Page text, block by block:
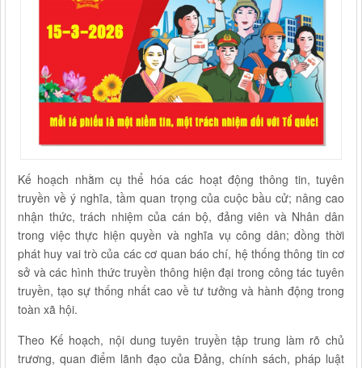
Kế hoạch nhằm cụ thể hóa các hoạt động thông tin, tuyên
truyền về ý nghĩa, tầm quan trọng của cuộc bầu cử; nâng cao
nhận thức, trách nhiệm của cán bộ, đảng viên và Nhân dân
trong việc thực hiện quyền và nghĩa vụ công dân; đồng thời
phát huy vai trò của các cơ quan báo chí, hệ thống thông tin cơ
sở và các hình thức truyền thông hiện đại trong công tác tuyên
truyền, tạo sự thống nhất cao về tư tưởng và hành động trong
toàn xã hội.
Theo Kế hoạch, nội dung tuyên truyền tập trung làm rõ chủ
trương, quan điểm lãnh đạo của Đảng, chính sách, pháp luật